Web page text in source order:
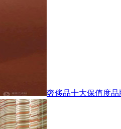
奢侈品十大保值度品